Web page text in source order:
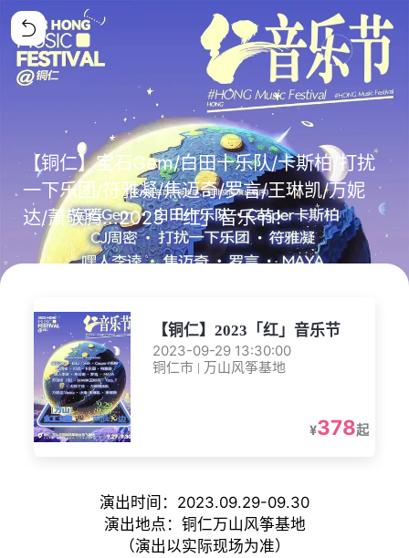
【铜仁】宝石Gem/白田十乐队/卡斯柏/打扰
一下乐团/符雅凝/焦迈奇/罗言/王琳凯/万妮
达/萧敬腾...2023「红」音乐节！
【铜仁】2023「红」音乐节
2023-09-29 13:30:00
铜仁市 | 万山风筝基地
¥378起
演出时间：2023.09.29-09.30
演出地点：铜仁万山风筝基地
（演出以实际现场为准）